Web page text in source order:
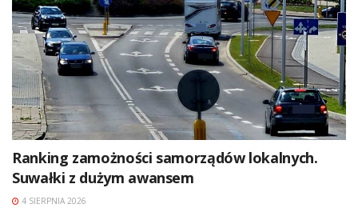
Ranking zamożności samorządów lokalnych.
Suwałki z dużym awansem
4 SIERPNIA 2026